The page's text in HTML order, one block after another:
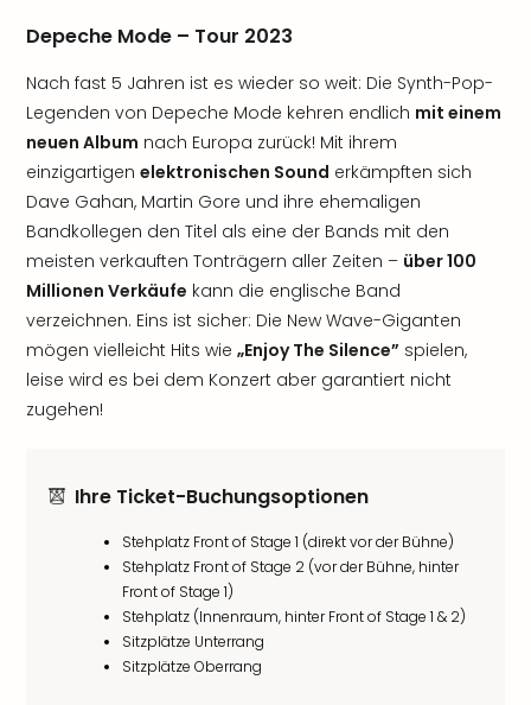
Depeche Mode – Tour 2023
Nach fast 5 Jahren ist es wieder so weit: Die Synth-Pop-
Legenden von Depeche Mode kehren endlich mit einem
neuen Album nach Europa zurück! Mit ihrem
einzigartigen elektronischen Sound erkämpften sich
Dave Gahan, Martin Gore und ihre ehemaligen
Bandkollegen den Titel als eine der Bands mit den
meisten verkauften Tonträgern aller Zeiten – über 100
Millionen Verkäufe kann die englische Band
verzeichnen. Eins ist sicher: Die New Wave-Giganten
mögen vielleicht Hits wie „Enjoy The Silence” spielen,
leise wird es bei dem Konzert aber garantiert nicht
zugehen!
Ihre Ticket-Buchungsoptionen
Stehplatz Front of Stage 1 (direkt vor der Bühne)
Stehplatz Front of Stage 2 (vor der Bühne, hinter
Front of Stage 1)
Stehplatz (Innenraum, hinter Front of Stage 1 & 2)
Sitzplätze Unterrang
Sitzplätze Oberrang